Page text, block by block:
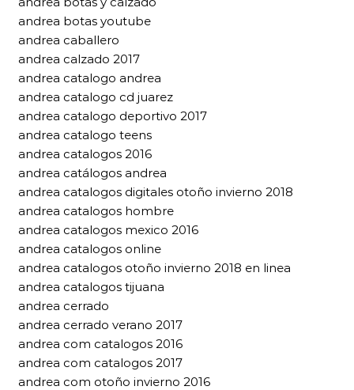
andrea botas youtube
andrea caballero
andrea calzado 2017
andrea catalogo andrea
andrea catalogo cd juarez
andrea catalogo deportivo 2017
andrea catalogo teens
andrea catalogos 2016
andrea catálogos andrea
andrea catalogos digitales otoño invierno 2018
andrea catalogos hombre
andrea catalogos mexico 2016
andrea catalogos online
andrea catalogos otoño invierno 2018 en linea
andrea catalogos tijuana
andrea cerrado
andrea cerrado verano 2017
andrea com catalogos 2016
andrea com catalogos 2017
andrea com otoño invierno 2016